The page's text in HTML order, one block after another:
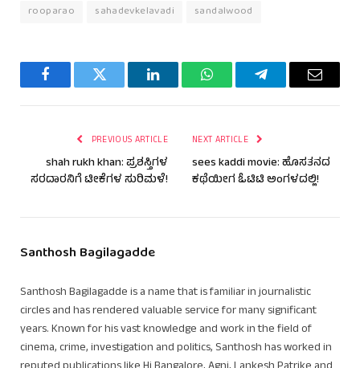
rooparao
sahadevkelavadi sandalwood
FacebookTwitter LinkedInWhatsAppTelegramEmail
PREVIOUS ARTICLE
shah rukh khan: ಪ್ರಶಸ್ತಿಗಳ
ಸರದಾರನಿಗೆ ಟೀಕೆಗಳ ಸುರಿಮಳೆ!
NEXT ARTICLE
sees kaddi movie: ಹೊಸತನದ
ಕಥೆಯೀಗ ಓಟಿಟಿ ಅಂಗಳದಲ್ಲಿ!
Santhosh Bagilagadde
Santhosh Bagilagadde is a name that is familiar in journalistic
circles and has rendered valuable service for many significant
years. Known for his vast knowledge and work in the field of
cinema, crime, investigation and politics, Santhosh has worked in